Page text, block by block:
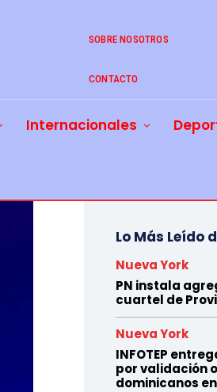
SOBRE NOSOTROS
CONTACTO
Internacionales
Lo Más Leído
Nueva York
PN instala
cuartel de
Nueva York
INFOTEP
por validación
dominicanos